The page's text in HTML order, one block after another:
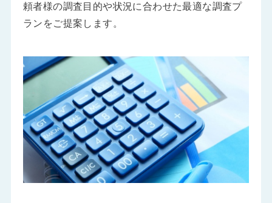
頼者様の調査目的や状況に合わせた最適な調査プ
ランをご提案します。